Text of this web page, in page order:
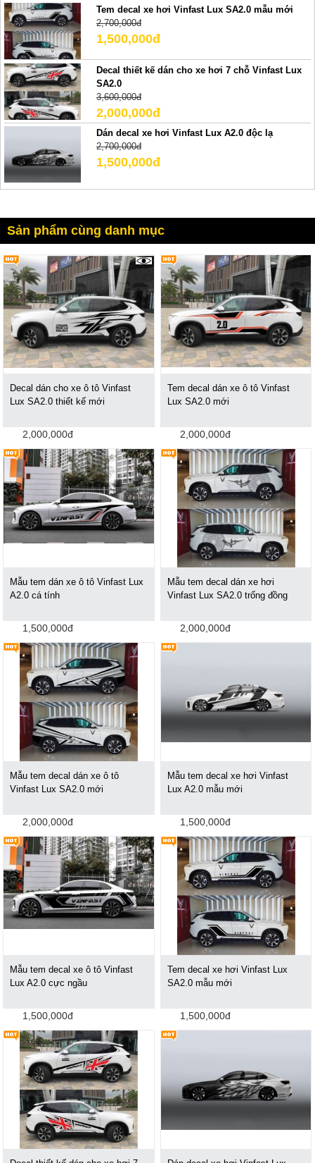
Tem decal xe hơi Vinfast Lux SA2.0 mẫu mới
2,700,000đ
1,500,000đ
Decal thiết kế dán cho xe hơi 7 chỗ Vinfast Lux
SA2.0
3,600,000đ
2,000,000đ
Dán decal xe hơi Vinfast Lux A2.0 độc lạ
2,700,000đ
1,500,000đ
Sản phẩm cùng danh mục
1903
Decal dán cho xe ô tô Vinfast
Lux SA2.0 thiết kế mới
2,000,000đ
Tem decal dán xe ô tô Vinfast
Lux SA2.0 mới
2,000,000đ
Mẫu tem dán xe ô tô Vinfast Lux
A2.0 cá tính
1,500,000đ
Mẫu tem decal dán xe hơi
Vinfast Lux SA2.0 trống đồng
2,000,000đ
Mẫu tem decal dán xe ô tô
Vinfast Lux SA2.0 mới
2,000,000đ
Mẫu tem decal xe hơi Vinfast
Lux A2.0 mẫu mới
1,500,000đ
Mẫu tem decal xe ô tô Vinfast
Lux A2.0 cực ngầu
1,500,000đ
Tem decal xe hơi Vinfast Lux
SA2.0 mẫu mới
1,500,000đ